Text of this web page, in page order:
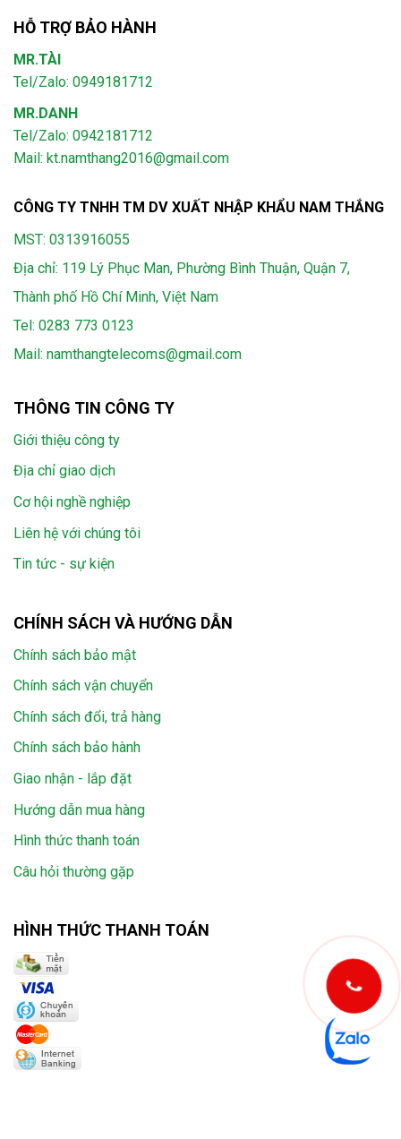
HỖ TRỢ BẢO HÀNH
MR.TÀI
Tel/Zalo: 0949181712
MR.DANH
Tel/Zalo: 0942181712
Mail: kt.namthang2016@gmail.com
CÔNG TY TNHH TM DV XUẤT NHẬP KHẨU NAM THẮNG
MST: 0313916055
Địa chỉ: 119 Lý Phục Man, Phường Bình Thuận, Quận 7,
Thành phố Hồ Chí Minh, Việt Nam
Tel: 0283 773 0123
Mail: namthangtelecoms@gmail.com
THÔNG TIN CÔNG TY
Giới thiệu công ty
Địa chỉ giao dịch
Cơ hội nghề nghiệp
Liên hệ với chúng tôi
Tin tức - sự kiện
CHÍNH SÁCH VÀ HƯỚNG DẪN
Chính sách bảo mật
Chính sách vận chuyển
Chính sách đổi, trả hàng
Chính sách bảo hành
Giao nhận - lắp đặt
Hướng dẫn mua hàng
Hình thức thanh toán
Câu hỏi thường gặp
HÌNH THỨC THANH TOÁN